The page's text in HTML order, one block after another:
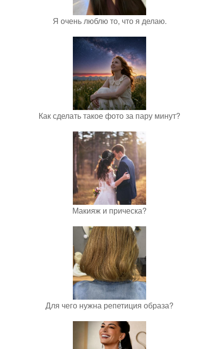
Я очень люблю то, что я делаю.
Как сделать такое фото за пару минут?
Макияж и прическа?
Для чего нужна репетиция образа?